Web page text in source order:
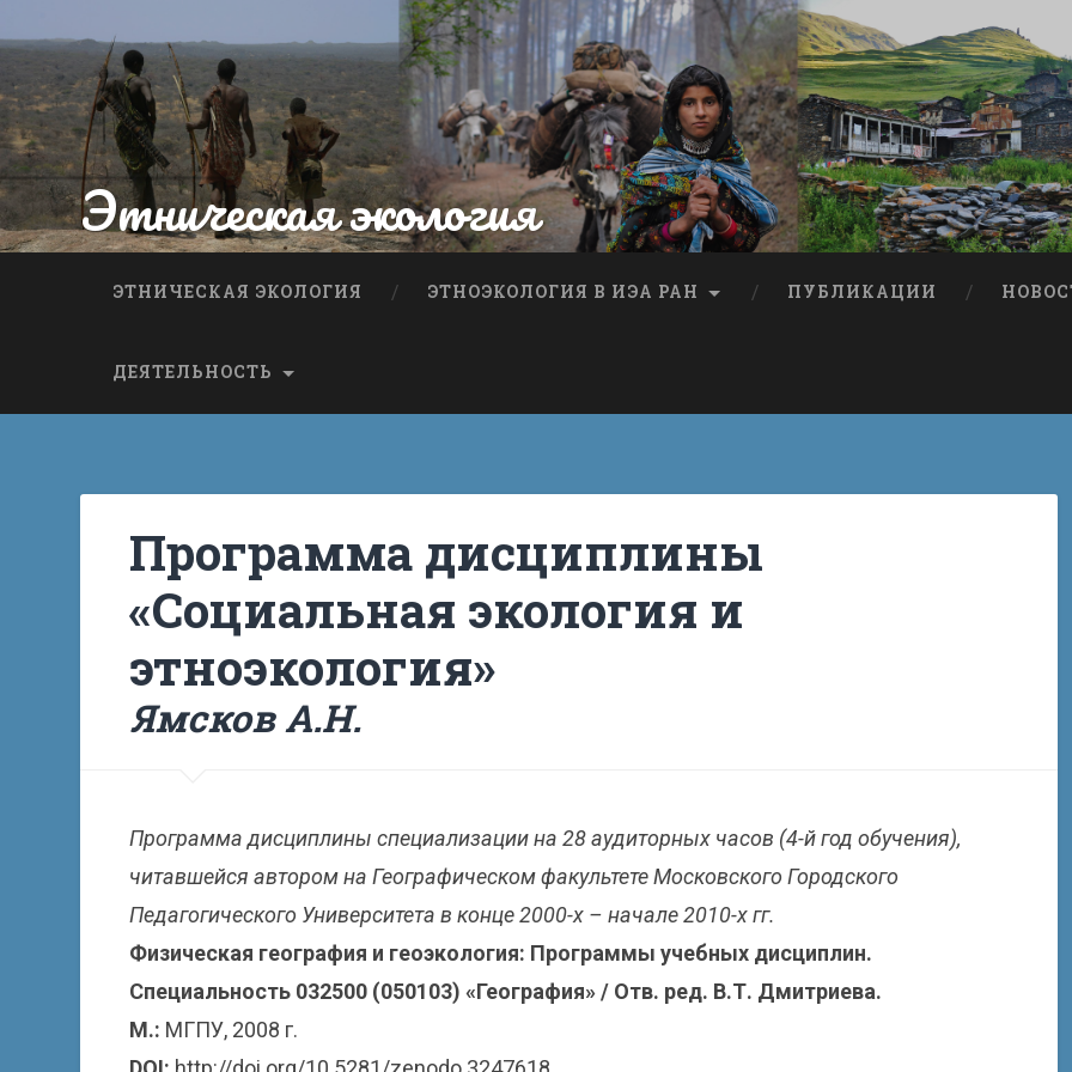
Этническая экология
ЭТНИЧЕСКАЯ ЭКОЛОГИЯ ЭТНОЭКОЛОГИЯ В ИЭА РАН ПУБЛИКАЦИИ
ДЕЯТЕЛЬНОСТЬ
Программа дисциплины
«Социальная экология и
этноэкология»
Ямсков А.Н.
Программа дисциплины специализации на 28 аудиторных часов (4-й год обучения),
читавшейся автором на Географическом факультете Московского Городского
Педагогического Университета в конце 2000-х – начале 2010-х гг.
Физическая география и геоэкология: Программы учебных дисциплин.
Специальность 032500 (050103) «География» / Отв. ред. В.Т. Дмитриева.
М.: МГПУ, 2008 г.